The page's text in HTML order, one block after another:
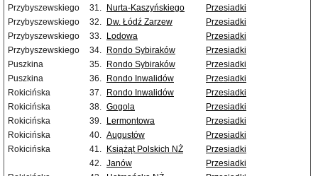
Przybyszewskiego
31. Nurta-Kaszyńskiego
Przesiadki
Przybyszewskiego
32. Dw. Łódź Zarzew
Przesiadki
Przybyszewskiego
33. Lodowa
Przesiadki
Przybyszewskiego
34. Rondo Sybiraków
Przesiadki
Puszkina
35. Rondo Sybiraków
Przesiadki
Puszkina
36. Rondo Inwalidów
Przesiadki
Rokicińska
37. Rondo Inwalidów
Przesiadki
Rokicińska
38. Gogola
Przesiadki
Rokicińska
39. Lermontowa
Przesiadki
Rokicińska
40. Augustów
Przesiadki
Rokicińska
41. Książąt Polskich NŻ
Przesiadki
42. Janów
Przesiadki